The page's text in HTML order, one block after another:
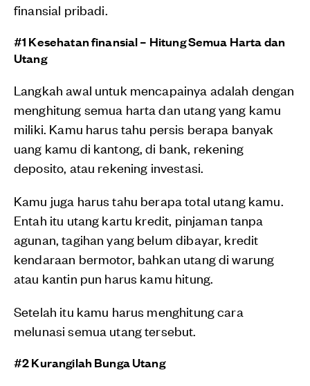
finansial pribadi.
#1 Kesehatan finansial – Hitung Semua Harta dan
Utang
Langkah awal untuk mencapainya adalah dengan
menghitung semua harta dan utang yang kamu
miliki. Kamu harus tahu persis berapa banyak
uang kamu di kantong, di bank, rekening
deposito, atau rekening investasi.
Kamu juga harus tahu berapa total utang kamu.
Entah itu utang kartu kredit, pinjaman tanpa
agunan, tagihan yang belum dibayar, kredit
kendaraan bermotor, bahkan utang di warung
atau kantin pun harus kamu hitung.
Setelah itu kamu harus menghitung cara
melunasi semua utang tersebut.
#2 Kurangilah Bunga Utang